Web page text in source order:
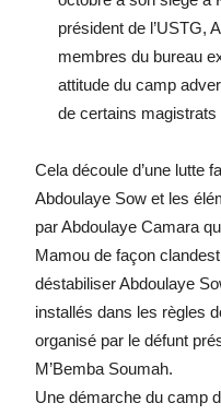
président de l’USTG,
membres du bureau
attitude du camp
de certains magistrats
Cela découle d’une lutte
Abdoulaye Sow et les
par Abdoulaye Camara
Mamou de façon
déstabiliser Abdoulaye
installés dans les règles
organisé par le défunt
M’Bemba Soumah.
Une démarche du camp